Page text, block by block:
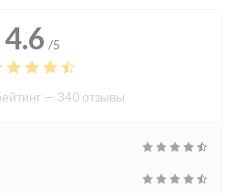
4.6 /5
— 340 отзывы